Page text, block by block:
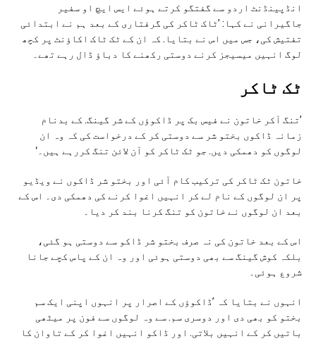
انڈپینڈنٹ اردو سے گفتگو کرتے ہوئے ایس ایچ او سفیر
جاگیرانی نے کہا: ’ٹاک ٹاکر کی گرفتاری کے بعد ہم نے ابتدائی
تفتیش کی، جس میں اس نے بتایا. کہ ان کے ٹک ٹاک اکاؤنٹ پر کچھ
لوگ انہیں میسیجز کرنے دوستی رکھنے کا دباؤ ڈال رہے تھے۔
ٹک ٹاکر
’تنگ آکر خاتون نے فیس بک پر ڈاکوؤں کے شر گینگ. کے بدنام
زمانہ ڈاکوں بختو شر سے دوستی کر کے درخواست کی کہ وہ ان
لوگوں کو دھمکی دیں. جو ٹک ٹاکر کو آن لائن تنگ کررہے ہیں۔‘
خاتون ٹک ٹاکر کی ترکیب کام آئی اور بختو شر ڈاکوں نے ویڈیو
پر ان لوگوں کے نام لے کر انہیں اغوا کرنے کی دھمکی دی۔ اس کے
بعد ان لوگوں نے خاتون کو تنگ کرنا بند کر دیا۔
اس کے بعد خاتون کی نہ صرف بختو شر ڈاکو سے دوستی ہو گئی،
بلکہ کوش گینگ سے بھی دوستی ہوئی اور وہ ان کے پاس کچے جانا
شروع ہوئی۔
انہوں نے بتایا کہ ’ڈاکوؤں کے اصرار پر انہوں اپنی ایک سم
بختو کو بھی دی اور دوسری سم. سے وہ لوگوں سے فون پر میٹھی
باتیں کر کے انہیں بلاتی. اور ڈاکو انہیں اغوا کر کے تاوان کا